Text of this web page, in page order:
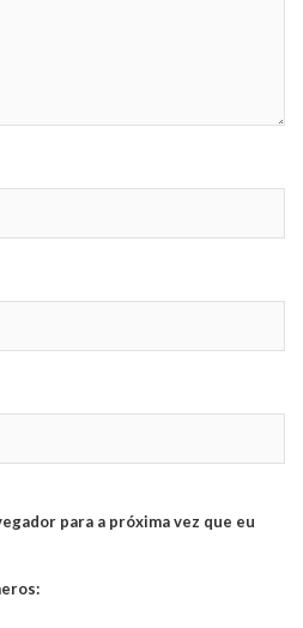
para a próxima vez que eu